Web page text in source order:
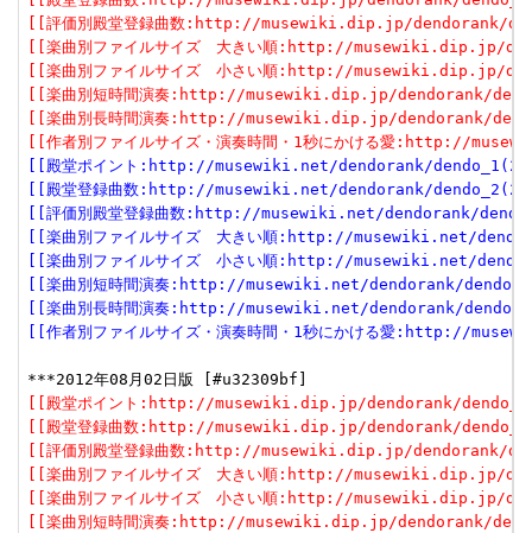
[[評価別殿堂登録曲数:http://musewiki.dip.jp/dendorank/
[[楽曲別ファイルサイズ　大きい順:http://musewiki.dip.jp/
[[楽曲別ファイルサイズ　小さい順:http://musewiki.dip.jp/
[[楽曲別短時間演奏:http://musewiki.dip.jp/dendorank/
[[楽曲別長時間演奏:http://musewiki.dip.jp/dendorank/
[[作者別ファイルサイズ・演奏時間・1秒にかける愛:http://
[[殿堂ポイント:http://musewiki.net/dendorank/
[[殿堂登録曲数:http://musewiki.net/dendorank/
[[評価別殿堂登録曲数:http://musewiki.net/dendorank/
[[楽曲別ファイルサイズ　大きい順:http://musewiki.net/
[[楽曲別ファイルサイズ　小さい順:http://musewiki.net/
[[楽曲別短時間演奏:http://musewiki.net/dendorank/
[[楽曲別長時間演奏:http://musewiki.net/dendorank/
[[作者別ファイルサイズ・演奏時間・1秒にかける愛:http://
[[殿堂ポイント:http://musewiki.dip.jp/dendorank/
[[殿堂登録曲数:http://musewiki.dip.jp/dendorank/
[[評価別殿堂登録曲数:http://musewiki.dip.jp/dendorank/
[[楽曲別ファイルサイズ　大きい順:http://musewiki.dip.jp/
[[楽曲別ファイルサイズ　小さい順:http://musewiki.dip.jp/
[[楽曲別短時間演奏:http://musewiki.dip.jp/dendorank/